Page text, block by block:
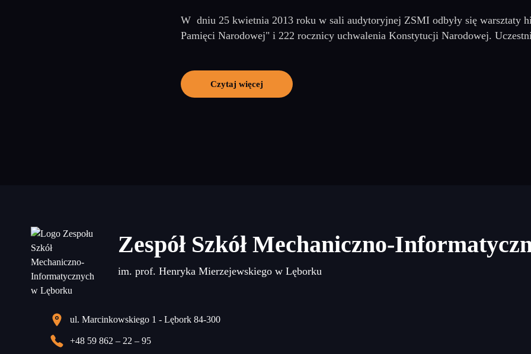
W dniu 25 kwietnia 2013 roku w sali audytoryjnej ZSMI odbyły się
Pamięci Narodowej" i 222 rocznicy uchwalenia Konstytucji Narodowej.
Czytaj więcej
Zespół Szkół Mechaniczno-
im. prof. Henryka Mierzejewskiego w Lęborku
ul. Marcinkowskiego 1 - Lębork 84-300
+48 59 862 – 22 – 95